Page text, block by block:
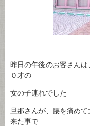
昨日の午後のお客さん
０才の
女の子連れでした
旦那さんが、腰を痛め
来た事で